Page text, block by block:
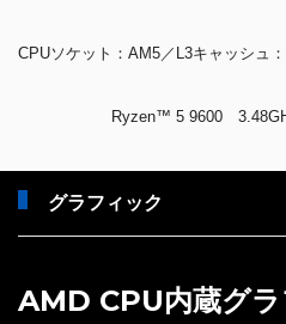
CPUソケット：AM5／L3キャッシュ
Ryzen™ 5 9600
グラフィック
AMD CPU内蔵グ